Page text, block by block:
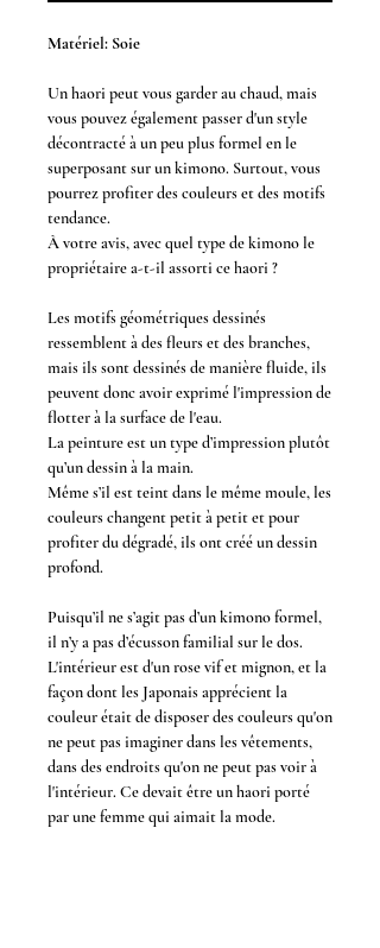
Matériel: Soie
Un haori peut vous garder au chaud, mais
vous pouvez également passer d'un style
décontracté à un peu plus formel en le
superposant sur un kimono. Surtout, vous
pourrez profiter des couleurs et des motifs
tendance.
À votre avis, avec quel type de kimono le
propriétaire a-t-il assorti ce haori ?
Les motifs géométriques dessinés
ressemblent à des fleurs et des branches,
mais ils sont dessinés de manière fluide, ils
peuvent donc avoir exprimé l'impression de
flotter à la surface de l'eau.
La peinture est un type d’impression plutôt
qu’un dessin à la main.
Même s’il est teint dans le même moule, les
couleurs changent petit à petit et pour
profiter du dégradé, ils ont créé un dessin
profond.
Puisqu’il ne s’agit pas d’un kimono formel,
il n’y a pas d’écusson familial sur le dos.
L'intérieur est d'un rose vif et mignon, et la
façon dont les Japonais apprécient la
couleur était de disposer des couleurs qu'on
ne peut pas imaginer dans les vêtements,
dans des endroits qu'on ne peut pas voir à
l'intérieur. Ce devait être un haori porté
par une femme qui aimait la mode.